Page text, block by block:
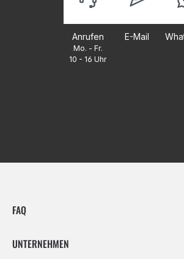
Anrufen
Mo. - Fr.
10 - 16 Uhr
E-Mail
FAQ
UNTERNEHMEN